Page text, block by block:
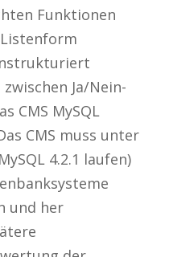
Funktionen
Ja/Nein-
CMS MySQL
CMS muss unter
4.2.1 laufen)
und her